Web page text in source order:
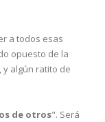
a todos esas
opuesto de la
y algún ratito de
de otros". Será